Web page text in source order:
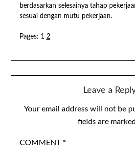
berdasarkan selesainya tahap
sesuai dengan mutu pekerjaan.
Pages: 1 2
Leave a
Your email address will not be
fields are marked
COMMENT *